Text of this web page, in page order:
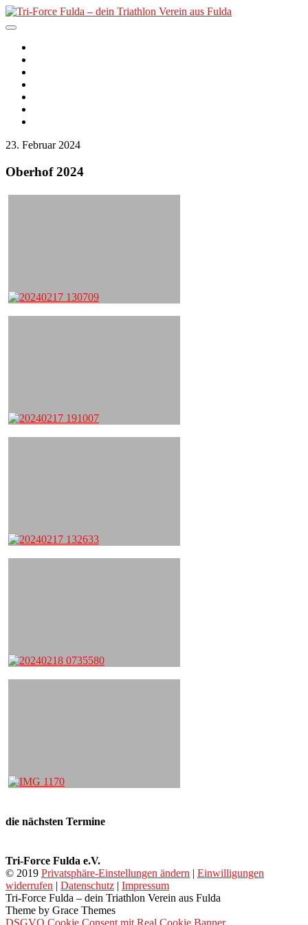
Skip
to
Tri-Force Fulda – dein
Triathlon Verein aus Fulda
23. Februar 2024
Oberhof 2024
die nächsten Termine
Tri-Force Fulda e.V.
© 2019 Privatsphäre-Einstellungen ändern | Einwilligungen
widerrufen | Datenschutz | Impressum
Tri-Force Fulda – dein Triathlon Verein aus Fulda
Theme by Grace Themes
DSGVO Cookie Consent mit Real Cookie Banner